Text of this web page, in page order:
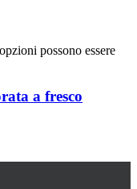
possono essere
a fresco